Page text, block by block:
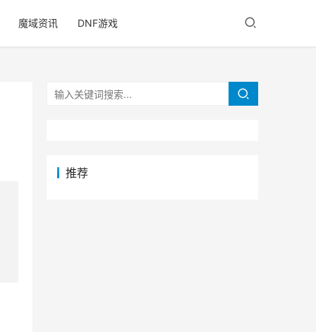
魔域资讯 DNF游戏
推荐